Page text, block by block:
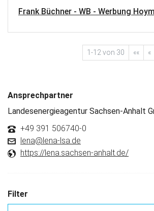
Frank Büchner - WB - Werbung Hoym
1-12 von 30 «« «
Ansprechpartner
Landesenergieagentur Sachsen-Anhalt
+49 391 506740-0
lena@lena-lsa.de
https://lena.sachsen-anhalt.de/
Filter